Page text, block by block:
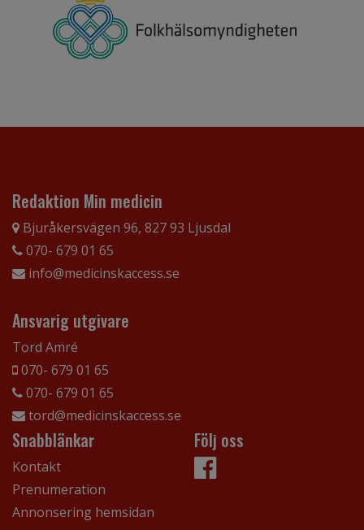
Redaktion Min medicin
Bjuråkersvägen 96, 827 93 Ljusdal
070- 679 01 65
info@medicinskaccess.se
Ansvarig utgivare
Tord Amré
070- 679 01 65
070- 679 01 65
tord@medicinskaccess.se
Snabblänkar
Kontakt
Prenumeration
Annonsering hemsidan
Följ oss